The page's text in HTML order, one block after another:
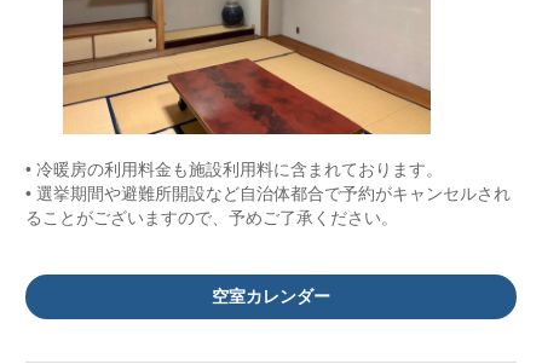
• 冷暖房の利用料金も施設利用料に含まれております。
• 選挙期間や避難所開設など自治体都合で予約がキャンセルされ
ることがございますので、予めご了承ください。
空室カレンダー